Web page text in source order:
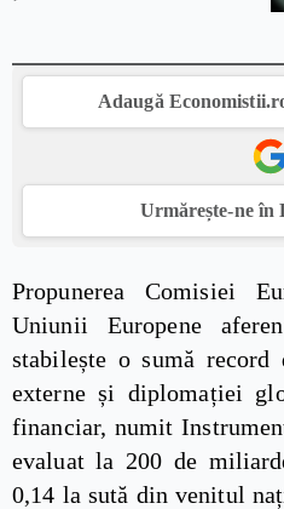
Adaugă
Urmărește-ne în
Propunerea Comisiei
Uniunii Europene
stabilește o sumă record
externe și diplomației
financiar, numit
evaluat la 200 de
0,14 la sută din venitul